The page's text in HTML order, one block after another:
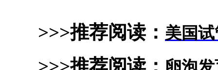
>>>推荐阅读： 美国
>>>推荐阅读：